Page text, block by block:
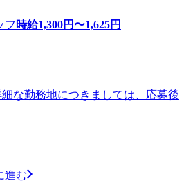
フ 時給1,300円〜1,625円
な勤務地につきましては、応募後
進む